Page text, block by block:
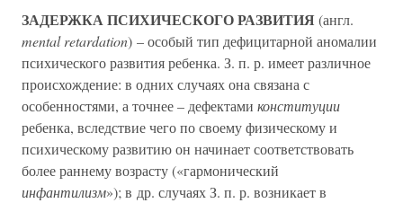
ЗАДЕРЖКА ПСИХИЧЕСКОГО РАЗВИТИЯ(англ.
mental retardation) – особый тип дефицитарной аномалии
психического развития ребенка. З. п. р. имеет различное
происхождение: в одних случаях она связана с
особенностями, а точнее – дефектами конституции
ребенка, вследствие чего по своему физическому и
психическому развитию он начинает соответствовать
более раннему возрасту («гармонический
инфантилизм»); в др. случаях З. п. р. возникает в